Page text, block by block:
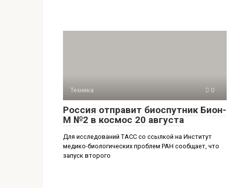
Техника 0
Россия отправит биоспутник Бион-
М №2 в космос 20 августа
Для исследований ТАСС со ссылкой на Институт
медико-биологических проблем РАН сообщает, что
запуск второго